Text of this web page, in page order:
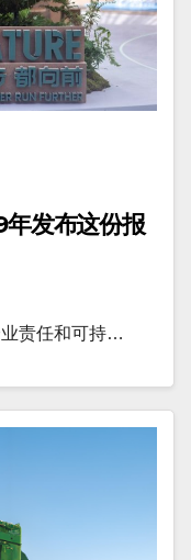
年发布这份报
责任和可持…